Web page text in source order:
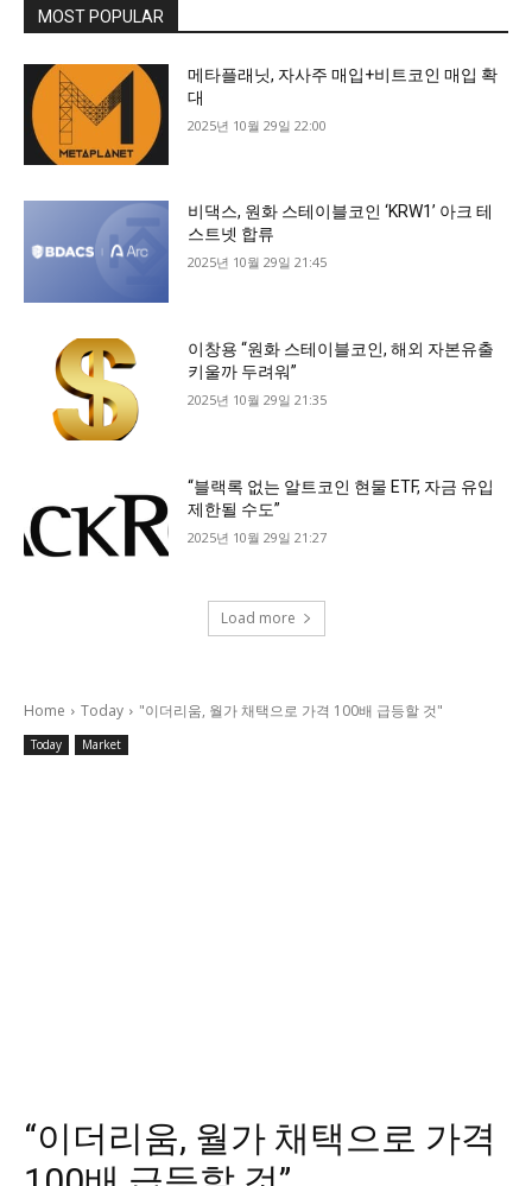
MOST POPULAR
메타플래닛, 자사주 매입+비트코인 매입 확
대
2025년 10월 29일 22:00
비댁스, 원화 스테이블코인 ‘KRW1’ 아크 테
스트넷 합류
2025년 10월 29일 21:45
이창용 “원화 스테이블코인, 해외 자본유출
키울까 두려워”
2025년 10월 29일 21:35
“블랙록 없는 알트코인 현물 ETF, 자금 유입
제한될 수도”
2025년 10월 29일 21:27
Load more